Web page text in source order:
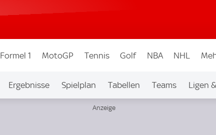
Formel 1 MotoGP Tennis Golf NBA NHL
Ergebnisse Spielplan Tabellen Teams Ligen